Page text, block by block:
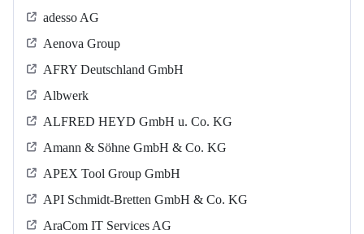
adesso AG
Aenova Group
AFRY Deutschland GmbH
Albwerk
ALFRED HEYD GmbH u. Co. KG
Amann & Söhne GmbH & Co. KG
APEX Tool Group GmbH
API Schmidt-Bretten GmbH & Co. KG
AraCom IT Services AG